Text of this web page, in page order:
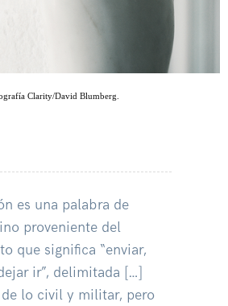
Clarity/David Blumberg.
es una palabra de
proveniente del
que significa “enviar,
ir”, delimitada […]
lo civil y militar, pero